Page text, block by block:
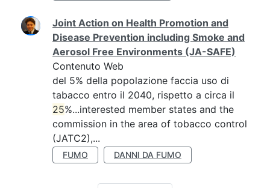
Joint Action on Health Promotion and
Disease Prevention including Smoke and
Aerosol Free Environments (JA-SAFE)
Contenuto Web
del 5% della popolazione faccia uso di
tabacco entro il 2040, rispetto a circa il
25%...interested member states and the
commission in the area of tobacco control
(JATC2),...
FUMO DANNI DA FUMO